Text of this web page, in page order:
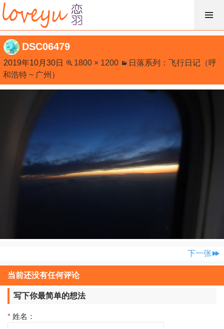
跳
过
内
容
DSC06479
2019年10月30日 1800 × 1200
日落系列：飞行日记（呼
和浩特 ~ 广州）
下一张
当前还没有任何评论
写下你最简单的想法
* 姓名：